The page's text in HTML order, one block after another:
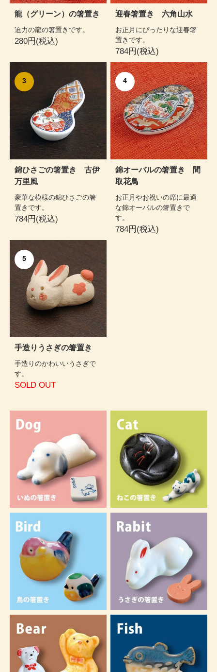
龍（グリーン）の箸置き
迫力の龍の箸置きです。
280円(税込)
迎春箸置き 六角山水
お正月にぴったりな迎春箸
置きです。
784円(税込)
3
錦ひさごの箸置き 古伊
万里風
豪華な模様の錦ひさごの箸
置きです。
784円(税込)
4
錦オーバルの箸置き 間
取花鳥
お正月やお祝いの席に最適
な錦オーバルの箸置きで
す。
784円(税込)
5
手造りうさぎの箸置き
手造りのかわいいうさぎで
す。
SOLD OUT